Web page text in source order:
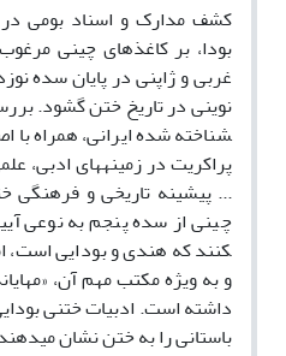
کشف مدارک و اسناد بومی
بودا، بر کاغذهای چینی
غربی و ژاپنی در پایان سده
شناخته شده ایرانی، همراه
پراکریت در زمینه­های ادبی،
... پیشینه تاریخی و
کنند که هندی و بودایی است،
و به ویژه مکتب مهم آن،
داشته است. ادبیات ختنی
باستانی را به ختن نشان